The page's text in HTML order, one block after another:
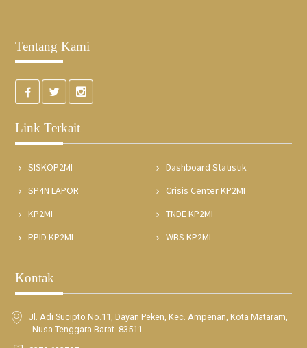
Tentang Kami
Link Terkait
SISKOP2MI
Dashboard Statistik
SP4N LAPOR
Crisis Center KP2MI
KP2MI
TNDE KP2MI
PPID KP2MI
WBS KP2MI
Kontak
Jl. Adi Sucipto No.11, Dayan Peken, Kec. Ampenan, Kota Mataram,
Nusa Tenggara Barat. 83511